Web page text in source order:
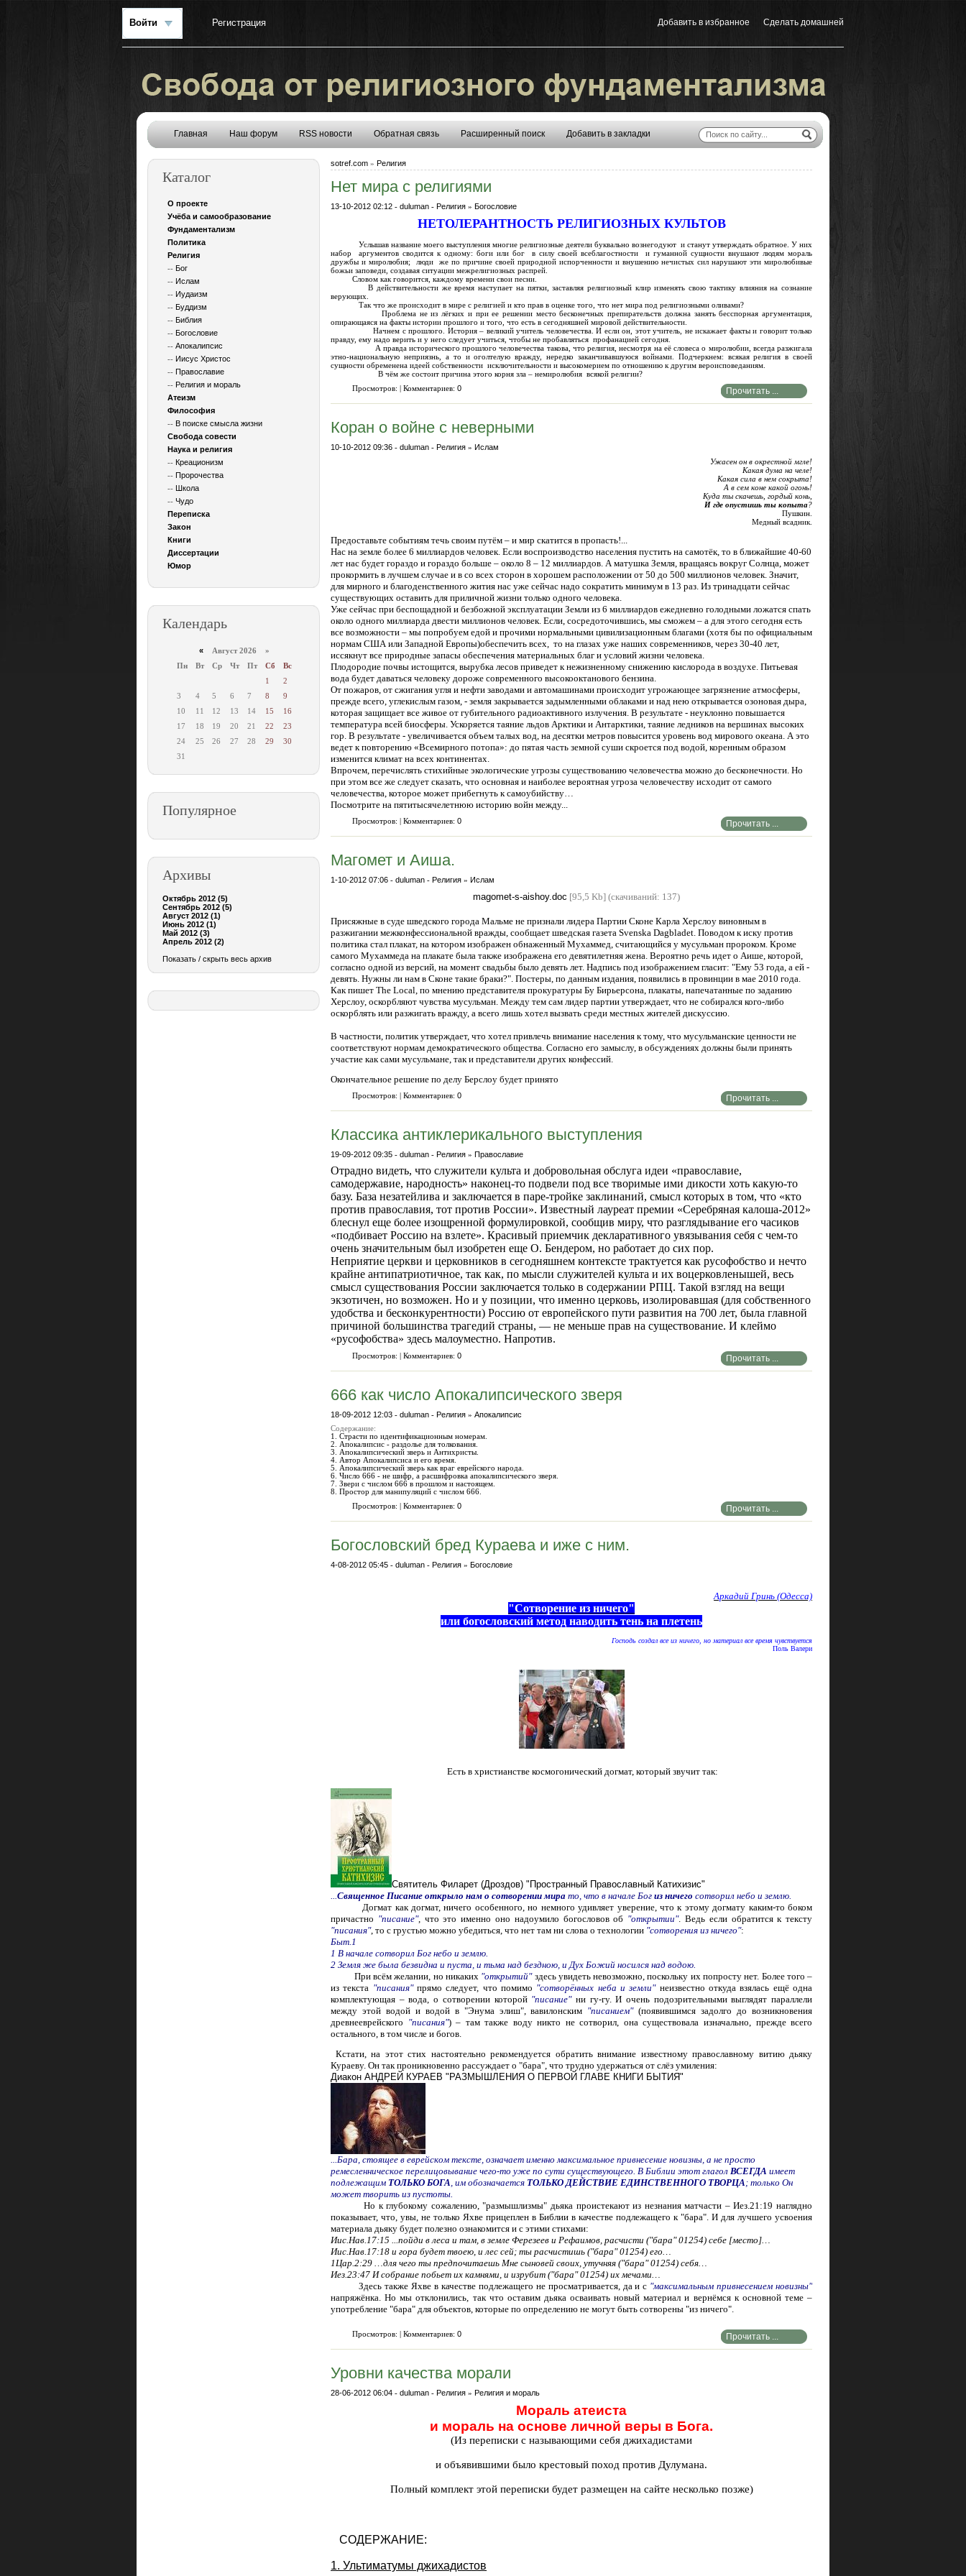
Сделать домашней
Добавить в избранное
Войти Регистрация
Главная Наш форум RSS новости Обратная связь Расширенный поиск Добавить в закладки
Каталог
О проекте
Учёба и самообразование
Фундаментализм
Политика
Религия
-- Бог
-- Ислам
-- Иудаизм
-- Буддизм
-- Библия
-- Богословие
--Апокалипсис
-- Иисус Христос
--Православие
-- Религия и мораль
Атеизм
Философия
-- В поиске смысла жизни
Свобода совести
Наука и религия
-- Креационизм
--Пророчества
-- Школа
--Чудо
Переписка
Закон
Книги
Диссертации
Юмор
Календарь
«Август 2026 »
Пн
Вт Ср Чт Пт Сб
Вс
1
2
3
4 5 6 7 8
9
10
11 12 13 14 15
16
17
18 19 20 21 22
23
24
25 26 27 28 29
30
31
Популярное
Архивы
Октябрь 2012 (5)
Сентябрь 2012 (5)
Август 2012 (1)
Июнь 2012 (1)
Май 2012 (3)
Апрель 2012 (2)
Показать / скрыть весь архив
sotref.com »Религия
Нет мира с религиями
13-10-2012 02:12 -duluman -Религия »Богословие
НЕТОЛЕРАНТНОСТЬ РЕЛИГИОЗНЫХ КУЛЬТОВ
Услышав название моего выступления многие религиозные деятели буквально вознегодуют и станут утверждать обратное. У них
набор аргументов сводится к одному: боги или бог в силу своей всеблагостности и гуманной сущности внушают людям мораль
дружбы и миролюбия; люди же по причине своей природной испорченности и внушению нечистых сил нарушают эти миролюбивые
божьи заповеди, создавая ситуации межрелигиозных распрей.
Словом как говорится, каждому времени свои песни.
В действительности же время наступает на пятки, заставляя религиозный клир изменять свою тактику влияния на сознание
верующих.
Так что же происходит в мире с религией и кто прав в оценке того, что нет мира под религиозными оливами?
Проблема не из лёгких и при ее решении место бесконечных препирательств должна занять бесспорная аргументация,
опирающаяся на факты истории прошлого и того, что есть в сегодняшней мировой действительности.
Начнем с прошлого. История – великий учитель человечества. И если он, этот учитель, не искажает факты и говорит только
правду, ему надо верить и у него следует учиться, чтобы не пробавляться профанацией сегодня.
А правда исторического прошлого человечества такова, что религия, несмотря на её словеса о миролюбии, всегда разжигала
этно-национальную неприязнь, а то и оголтелую вражду, нередко заканчивавшуюся войнами. Подчеркнем: всякая религия в своей
сущности обременена идеей собственности исключительности и высокомерием по отношению к другим вероисповеданиям.
В чём же состоит причина этого корня зла – немиролюбия всякой религии?
Просмотров: | Комментариев:0 Прочитать ...
Коран о войне с неверными
10-10-2012 09:36 -duluman -Религия »Ислам
Ужасен он в окрестной мгле!
Какая дума на челе!
Какая сила в нем сокрыта!
А в сем коне какой огонь!
Куда ты скачешь, гордый конь,
И где опустишь ты копыта?
Пушкин.
Медный всадник.
Предоставьте событиям течь своим путём – и мир скатится в пропасть!...
Нас на земле более 6 миллиардов человек. Если воспроизводство населения пустить на самотёк, то в ближайшие 40-60
лет нас будет гораздо и гораздо больше – около 8 – 12 миллиардов. А матушка Земля, вращаясь вокруг Солнца, может
прокормить в лучшем случае и в со всех сторон в хорошем расположении от 50 до 500 миллионов человек. Значит,
для мирного и благоденственного жития нас уже сейчас надо сократить минимум в 13 раз. Из тринадцати сейчас
существующих оставить для приличной жизни только одного человека.
Уже сейчас при беспощадной и безбожной эксплуатации Земли из 6 миллиардов ежедневно голодными ложатся спать
около одного миллиарда двести миллионов человек. Если, сосредоточившись, мы сможем – а для этого сегодня есть
все возможности – мы попробуем едой и прочими нормальными цивилизационным благами (хотя бы по официальным
нормам США или Западной Европы)обеспечить всех, то на глазах уже наших современников, через 30-40 лет,
иссякнут все природные запасы обеспечения материальных благ и условий жизни человека.
Плодородие почвы истощится, вырубка лесов приведет к нежизненному снижению кислорода в воздухе. Питьевая
вода будет даваться человеку дороже современного высокооктанового бензина.
От пожаров, от сжигания угля и нефти заводами и автомашинами происходит угрожающее загрязнение атмосферы,
прежде всего, углекислым газом, - земля закрывается задымленными облаками и над нею открывается озоновая дыра,
которая защищает все живое от губительного радиоактивного излучения. В результате - неуклонно повышается
температура всей биосферы. Ускоряется таяние льдов Арктики и Антарктики, таяние ледников на вершинах высоких
гор. В результате - увеличивается объем талых вод, на десятки метров повысится уровень вод мирового океана. А это
ведет к повторению «Всемирного потопа»: до пятая часть земной суши скроется под водой, коренным образом
изменится климат на всех континентах.
Впрочем, перечислять стихийные экологические угрозы существованию человечества можно до бесконечности. Но
при этом все же следует сказать, что основная и наиболее вероятная угроза человечеству исходит от самого
человечества, которое может прибегнуть к самоубийству…
Посмотрите на пятитысячелетнюю историю войн между...
Просмотров: | Комментариев:0 Прочитать ...
Магомет и Аиша.
1-10-2012 07:06 -duluman -Религия »Ислам
magomet-s-aishoy.doc [95,5 Kb] (cкачиваний: 137)
Присяжные в суде шведского города Мальме не признали лидера Партии Сконе Карла Херслоу виновным в
разжигании межконфессиональной вражды, сообщает шведская газета Svenska Dagbladet. Поводом к иску против
политика стал плакат, на котором изображен обнаженный Мухаммед, считающийся у мусульман пророком. Кроме
самого Мухаммеда на плакате была также изображена его девятилетняя жена. Вероятно речь идет о Аише, которой,
согласно одной из версий, на момент свадьбы было девять лет. Надпись под изображением гласит: "Ему 53 года, а ей -
девять. Нужны ли нам в Сконе такие браки?". Постеры, по данным издания, появились в провинции в мае 2010 года.
Как пишет The Local, по мнению представителя прокуратуры Бу Бирьерсона, плакаты, напечатанные по заданию
Херслоу, оскорбляют чувства мусульман. Между тем сам лидер партии утверждает, что не собирался кого-либо
оскорблять или разжигать вражду, а всего лишь хотел вызвать среди местных жителей дискуссию.
В частности, политик утверждает, что хотел привлечь внимание населения к тому, что мусульманские ценности не
соответствуют нормам демократического общества. Согласно его замыслу, в обсуждениях должны были принять
участие как сами мусульмане, так и представители других конфессий.
Окончательное решение по делу Берслоу будет принято
Просмотров: | Комментариев:0 Прочитать ...
Классика антиклерикального выступления
19-09-2012 09:35 -duluman -Религия »Православие
Отрадно видеть, что служители культа и добровольная обслуга идеи «православие,
самодержавие, народность» наконец-то подвели под все творимые ими дикости хоть какую-то
базу. База незатейлива и заключается в паре-тройке заклинаний, смысл которых в том, что «кто
против православия, тот против России». Известный лауреат премии «Серебряная калоша-2012»
блеснул еще более изощренной формулировкой, сообщив миру, что разглядывание его часиков
«подбивает Россию на взлете». Красивый приемчик декларативного увязывания себя с чем-то
очень значительным был изобретен еще О. Бендером, но работает до сих пор.
Неприятие церкви и церковников в сегодняшнем контексте трактуется как русофобство и нечто
крайне антипатриотичное, так как, по мысли служителей культа и их воцерковленышей, весь
смысл существования России заключается только в содержании РПЦ. Такой взгляд на вещи
экзотичен, но возможен. Но и у позиции, что именно церковь, изолировавшая (для собственного
удобства и бесконкурентности) Россию от европейского пути развития на 700 лет, была главной
причиной большинства трагедий страны, — не меньше прав на существование. И клеймо
«русофобства» здесь малоуместно. Напротив.
Просмотров: | Комментариев:0 Прочитать ...
666 как число Апокалипсического зверя
18-09-2012 12:03 -duluman -Религия »Апокалипсис
Содержание:
1. Страсти по идентификационным номерам.
2. Апокалипсис - раздолье для толкования.
3. Апокалипсический зверь и Антихристы.
4. Автор Апокалипсиса и его время.
5. Апокалипсический зверь как враг еврейского народа.
6. Число 666 - не шифр, а расшифровка апокалипсического зверя.
7. Звери с числом 666 в прошлом и настоящем.
8. Простор для манипуляций с числом 666.
Просмотров: | Комментариев:0 Прочитать ...
Богословский бред Кураева и иже с ним.
4-08-2012 05:45 -duluman -Религия »Богословие
Аркадий Гринь (Одесса)
"Сотворение из ничего"
или богословский метод наводить тень на плетень
Господь создал все из ничего, но материал все время чувствуется
Поль Валери
Есть в христианстве космогонический догмат, который звучит так:
Святитель Филарет (Дроздов) "Пространный Православный Катихизис"
...Священное Писание открыло нам о сотворении мира то, что в начале Богиз ничего сотворил небо и землю.
Догмат как догмат, ничего особенного, но немного удивляет уверение, что к этому догмату каким-то боком
причастно "писание", что это именно оно надоумило богословов об "открытии". Ведь если обратится к тексту
"писания", то с грустью можно убедиться, что нет там ни слова о технологии "сотворения из ничего":
Быт.1
1 В начале сотворил Бог небо и землю.
2 Земля же была безвидна и пуста, и тьма над бездною, и Дух Божий носился над водою.
При всём желании, но никаких "открытий"здесь увидеть невозможно, поскольку их попросту нет. Более того –
из текста "писания"прямо следует, что помимо "сотворённых неба и земли"неизвестно откуда взялась ещё одна
комплектующая – вода, о сотворении которой "писание"ни гу-гу. И очень подозрительными выглядят параллели
между этой водой и водой в "Энума элиш", вавилонским "писанием"(появившимся задолго до возникновения
древнееврейского "писания") – там также воду никто не сотворил, она существовала изначально, прежде всего
остального, в том числе и богов.
Кстати, на этот стих настоятельно рекомендуется обратить внимание известному православному витию дьяку
Кураеву. Он так проникновенно рассуждает о "бара", что трудно удержаться от слёз умиления:
Диакон АНДРЕЙ КУРАЕВ "РАЗМЫШЛЕНИЯ О ПЕРВОЙ ГЛАВЕ КНИГИ БЫТИЯ"
...Бара, стоящее в еврейском тексте, означает именно максимальное привнесение новизны, а не просто
ремесленническое перелицовывание чего-то уже по сути существующего. В Библии этот глаголВСЕГДА имеет
подлежащим ТОЛЬКО БОГА, им обозначается ТОЛЬКО ДЕЙСТВИЕ ЕДИНСТВЕННОГО ТВОРЦА; только Он
может творить из пустоты.
Но к глубокому сожалению, "размышлизмы" дьяка проистекают из незнания матчасти – Иез.21:19 наглядно
показывает, что, увы, не только Яхве прицеплен в Библии в качестве подлежащего к "бара". И для лучшего усвоения
материала дьяку будет полезно ознакомится и с этими стихами:
Иис.Нав.17:15 ...пойди в леса и там, в земле Ферезеев и Рефаимов, расчисти ("бара" 01254) себе [место]…
Иис.Нав.17:18 и гора будет твоею, и лес сей; ты расчистишь ("бара" 01254) его…
1Цар.2:29 …для чего ты предпочитаешь Мне сыновей своих, утучняя ("бара" 01254) себя…
Иез.23:47 И собрание побьет их камнями, и изрубит ("бара" 01254) их мечами…
Здесь также Яхве в качестве подлежащего не просматривается, да и с "максимальным привнесением новизны"
напряжёнка. Но мы отклонились, так что оставим дьяка осваивать новый материал и вернёмся к основной теме –
употребление "бара" для объектов, которые по определению не могут быть сотворены "из ничего".
Просмотров: | Комментариев:0 Прочитать ...
Уровни качества морали
28-06-2012 06:04 -duluman -Религия »Религия и мораль
Мораль атеиста
и мораль на основе личной веры в Бога.
(Из переписки с называющими себя джихадистами
и объявившими было крестовый поход против Дулумана.
Полный комплект этой переписки будет размещен на сайте несколько позже)
СОДЕРЖАНИЕ:
1. Ультиматумы джихадистов